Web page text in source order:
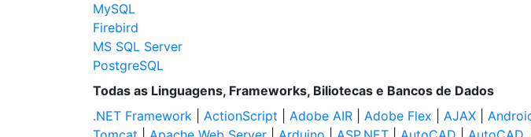
MySQL
Firebird
MS SQL Server
PostgreSQL
Todas as Linguagens, Frameworks, Biliotecas e Bancos de Dados
.NET Framework
ActionScript Adobe AIR Adobe Flex AJAX